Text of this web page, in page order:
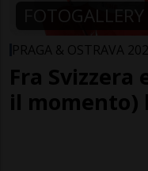
FOTOGALLERY
PRAGA & OSTRAVA
Fra Svizzera
il momento)